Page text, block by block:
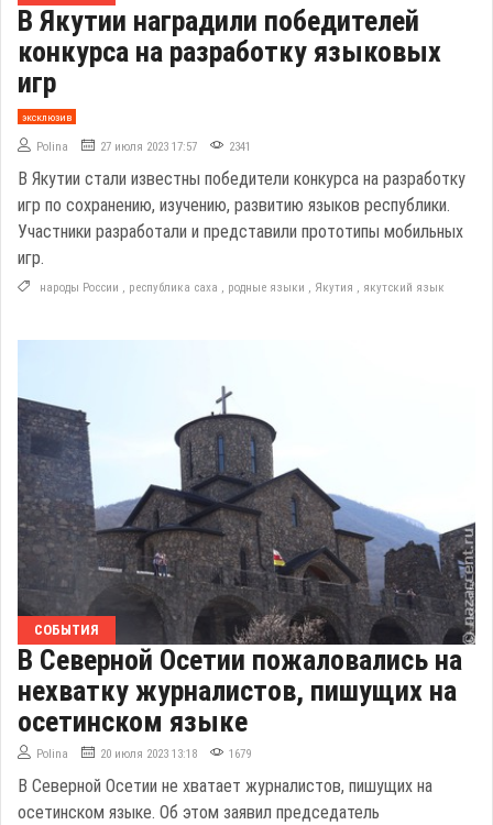
В Якутии наградили победителей
конкурса на разработку языковых
игр
эксклюзив
Polina 27 июля 2023 17:57 2341
В Якутии стали известны победители конкурса на разработку
игр по сохранению, изучению, развитию языков республики.
Участники разработали и представили прототипы мобильных
игр.
народы России , республика саха , родные языки , Якутия , якутский язык
СОБЫТИЯ
В Северной Осетии пожаловались на
нехватку журналистов, пишущих на
осетинском языке
Polina 20 июля 2023 13:18 1679
В Северной Осетии не хватает журналистов, пишущих на
осетинском языке. Об этом заявил председатель